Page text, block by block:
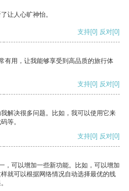
让人心旷神怡。
支持[0] 反对[0]
有用，让我能够享受到高品质的旅行体
支持[0] 反对[0]
解决很多问题。比如，我可以使用它来
等。
支持[0] 反对[0]
，可以增加一些新功能。比如，可以增加
就可以根据网络情况自动选择最优的线